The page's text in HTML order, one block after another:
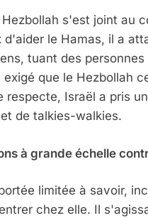
s'est joint au
d'aider le Hamas, il a
tuant des
que le Hezbollah
respecte, Israël a pris
de talkies-walkies.
à grande échelle
limitée à savoir,
chez elle. Il